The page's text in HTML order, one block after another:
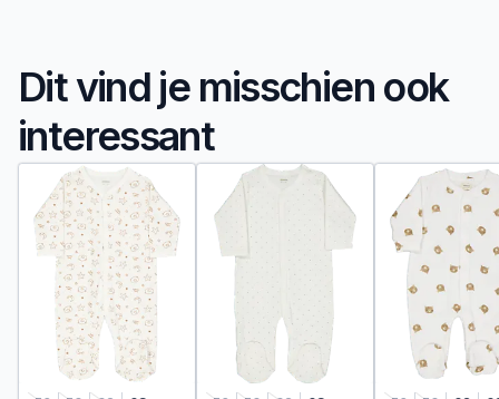
Dit vind je misschien ook
interessant